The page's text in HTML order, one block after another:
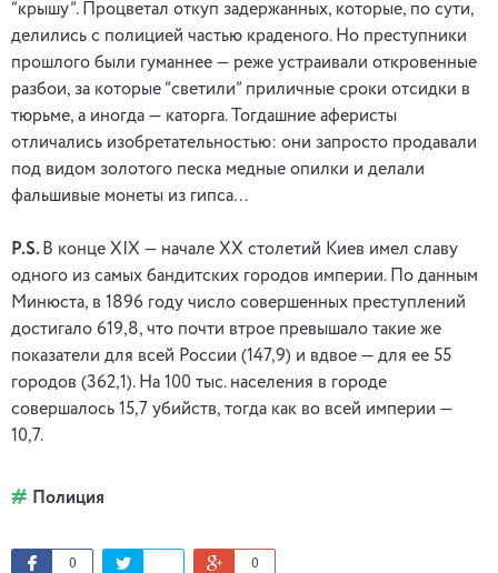
“крышу”. Процветал откуп задержанных, которые, по сути,
делились с полицией частью краденого. Но преступники
прошлого были гуманнее — реже устраивали откровенные
разбои, за которые “светили” приличные сроки отсидки в
тюрьме, а иногда — каторга. Тогдашние аферисты
отличались изобретательностью: они запросто продавали
под видом золотого песка медные опилки и делали
фальшивые монеты из гипса…
P.S. В конце ХIХ — начале ХХ столетий Киев имел славу
одного из самых бандитских городов империи. По данным
Минюста, в 1896 году число совершенных преступлений
достигало 619,8, что почти втрое превышало такие же
показатели для всей России (147,9) и вдвое — для ее 55
городов (362,1). На 100 тыс. населения в городе
совершалось 15,7 убийств, тогда как во всей империи —
10,7.
Полиция
0 0